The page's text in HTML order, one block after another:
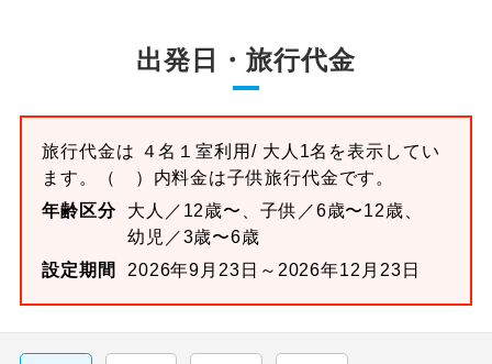
出発日・旅行代金
旅行代金は ４名１室利用/ 大人1名を表示してい
ます。
（ ）内料金は子供旅行代金です。
年齢区分
大人／12歳〜、子供／6歳〜12歳、
幼児／3歳〜6歳
設定期間
2026年9月23日～2026年12月23日